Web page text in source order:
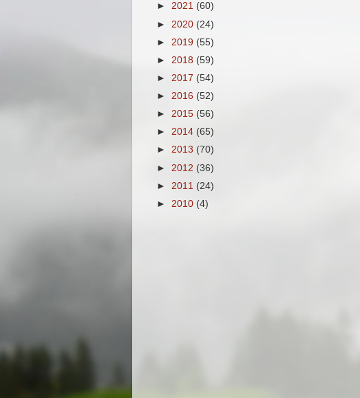
► 2021 (60)
► 2020 (24)
► 2019 (55)
► 2018 (59)
► 2017 (54)
► 2016 (52)
► 2015 (56)
► 2014 (65)
► 2013 (70)
► 2012 (36)
► 2011 (24)
► 2010 (4)